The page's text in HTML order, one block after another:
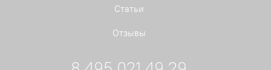
Статьи
Отзывы